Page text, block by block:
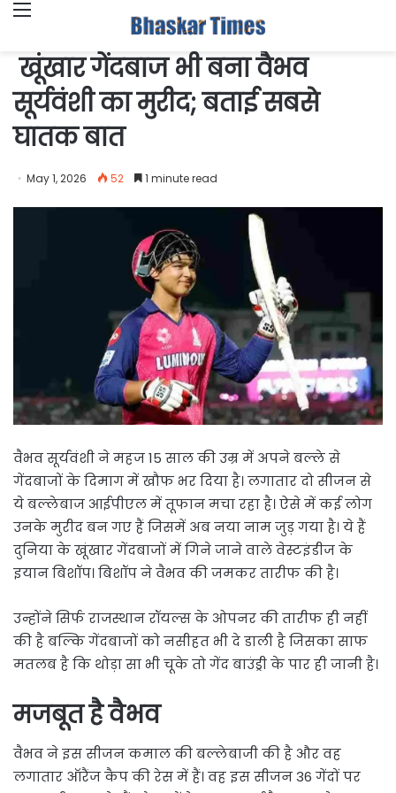
खूंखार गेंदबाज भी बना वैभव
सूर्यवंशी का मुरीद; बताई सबसे
घातक बात
May 1, 2026 52 1 minute read
वैभव सूर्यवंशी ने महज 15 साल की उम्र में अपने बल्ले से
गेंदबाजों के दिमाग में खौफ भर दिया है। लगातार दो सीजन से
ये बल्लेबाज आईपीएल में तूफान मचा रहा है। ऐसे में कई लोग
उनके मुरीद बन गए हैं जिसमें अब नया नाम जुड़ गया है। ये हैं
दुनिया के खूंखार गेंदबाजों में गिने जाने वाले वेस्टइंडीज के
इयान बिशॉप। बिशॉप ने वैभव की जमकर तारीफ की है।
उन्होंने सिर्फ राजस्थान रॉयल्स के ओपनर की तारीफ ही नहीं
की है बल्कि गेंदबाजों को नसीहत भी दे डाली है जिसका साफ
मतलब है कि थोड़ा सा भी चूके तो गेंद बाउंड्री के पार ही जानी है।
मजबूत है वैभव
वैभव ने इस सीजन कमाल की बल्लेबाजी की है और वह
लगातार ऑरैंज कैप की रेस में हैं। वह इस सीजन 36 गेंदों पर